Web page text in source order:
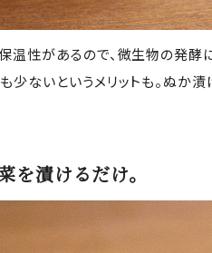
温性があるので、微生物の発酵
ないというメリットも。ぬか
を漬けるだけ。